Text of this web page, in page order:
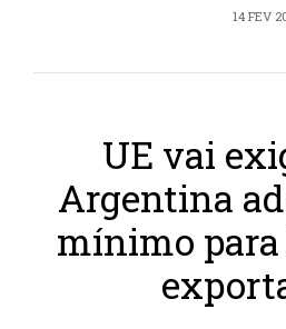
14 FEV
UE vai
Argentina
mínimo